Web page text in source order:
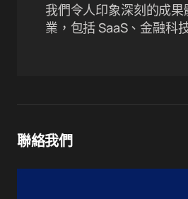
我們令人印象深刻的成
業，包括 SaaS、金融科
聯絡我們